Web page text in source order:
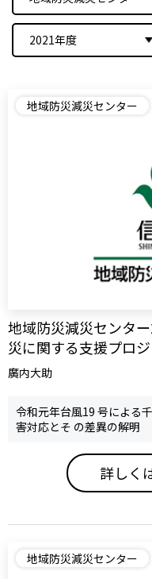
2021年度
地域防災減災センター
地域防災減災センタ
災に関する支援プロ
廣内大助
令和元年台風19 号による
害対応とそ の差異の解明
詳しく
地域防災減災センター